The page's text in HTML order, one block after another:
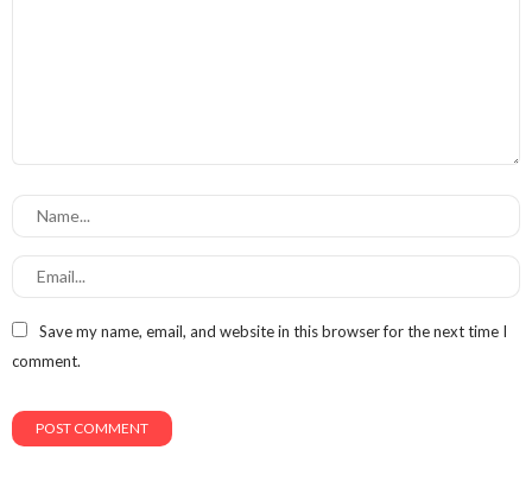
Save my name, email, and website in this browser for the next time I
comment.